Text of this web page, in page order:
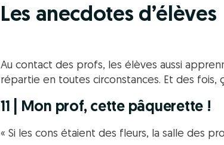
Les anecdotes d’élèves
Au contact des profs, les élèves aussi
répartie en toutes circonstances. Et des fois,
11 | Mon prof, cette pâquerette !
« Si les cons étaient des fleurs, la salle des